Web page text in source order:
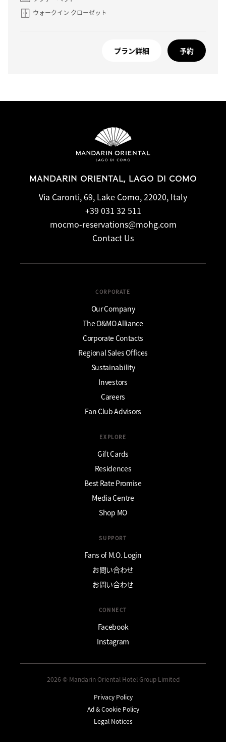
ウォークイン クローゼット
プラン詳細 予約
MANDARIN ORIENTAL, LAGO DI COMO
Via Caronti, 69, Lake Como, 22020, Italy
+39 031 32 511
mocmo-reservations@mohg.com
Contact Us
CORPORATE
Our Company
The O&MO Alliance
Corporate Contacts
Regional Sales Offices
Sustainability
Investors
Careers
Fan Club Advisors
EXPLORE
Gift Cards
Residences
Best Rate Promise
Media Centre
Shop MO
SUPPORT
Fans of M.O. Login
お問い合わせ
お問い合わせ
CONNECT
Facebook
Instagram
2026 © Mandarin Oriental Hotel Group Limited
Privacy Policy
Ad & Cookie Policy
Legal Notices